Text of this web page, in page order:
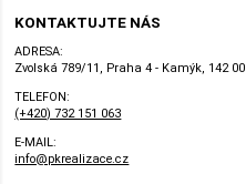
KONTAKTUJTE NÁS
ADRESA:
Zvolská 789/11, Praha 4 - Kamýk, 142 00
TELEFON:
(+420) 732 151 063
E-MAIL:
info@pkrealizace.cz